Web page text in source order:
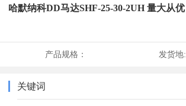
哈默纳科DD马达SHF-25-30-2UH 量大从优
产品规格： 发货地:
关键词